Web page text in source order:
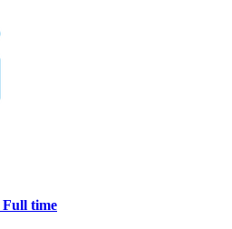
Full time